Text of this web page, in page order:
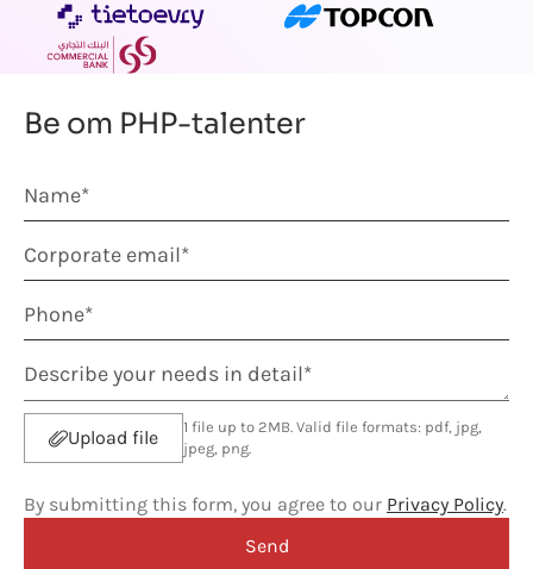
Be om PHP-talenter
Upload file
1 file up to 2MB. Valid file formats: pdf, jpg,
jpeg, png.
By submitting this form, you agree to our Privacy Policy.